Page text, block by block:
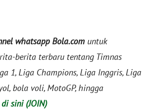
whatsapp Bola.com untuk
berita terbaru tentang Timnas
1, Liga Champions, Liga Inggris, Liga
bola voli, MotoGP, hingga
sini (JOIN)